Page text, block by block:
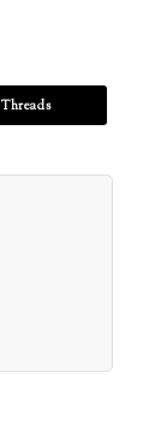
Threads